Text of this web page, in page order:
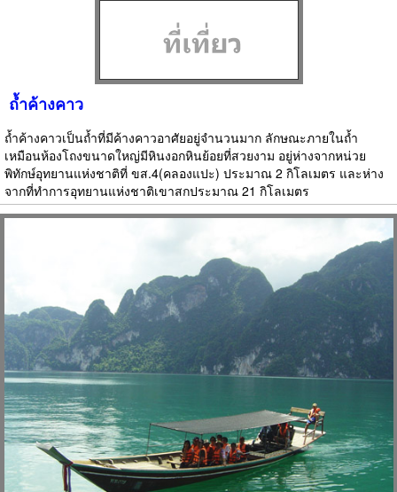
ถ้ำค้างคาว
ถ้ำค้างคาวเป็นถ้ำที่มีค้างคาวอาศัยอยู่จำนวนมาก ลักษณะภายในถ้ำ
เหมือนห้องโถงขนาดใหญ่มีหินงอกหินย้อยที่สวยงาม อยู่ห่างจากหน่วย
พิทักษ์อุทยานแห่งชาติที่ ขส.4(คลองแปะ) ประมาณ 2 กิโลเมตร และห่าง
จากที่ทำการอุทยานแห่งชาติเขาสกประมาณ 21 กิโลเมตร